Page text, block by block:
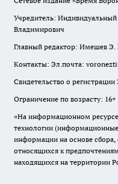
Учредитель:
Владимирович
Главный редактор: Имешев Э.
Контакты: Эл.почта:
Свидетельство о
Ограничение по возрасту: 16+
«На информационном
технологии
информации на основе сбора,
относящихся к
находящихся на территории